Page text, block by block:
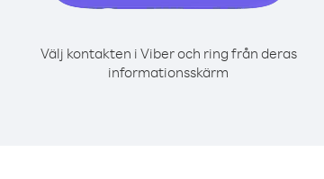
Välj kontakten i Viber och ring från deras
informationsskärm